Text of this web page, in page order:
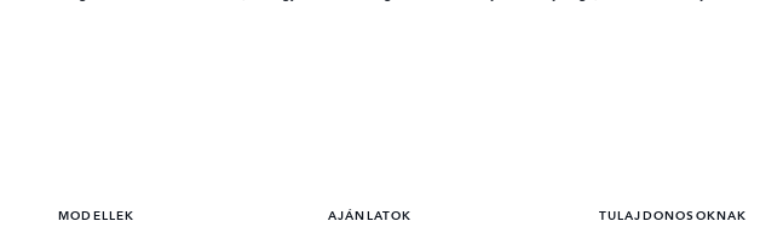
MODELLEK AJÁNLATOK TULAJDONOSOKNAK